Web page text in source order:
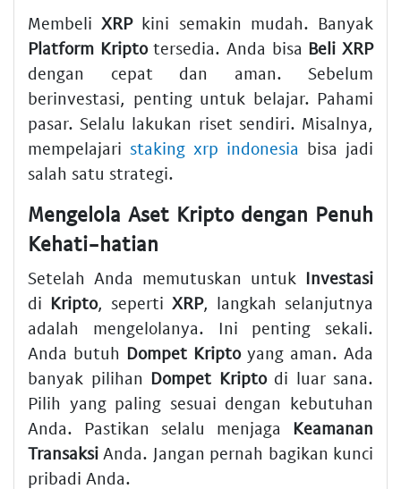
Membeli XRPkini semakin mudah. Banyak
Platform Kriptotersedia. Anda bisa Beli XRP
dengan cepat dan aman. Sebelum
berinvestasi, penting untuk belajar. Pahami
pasar. Selalu lakukan riset sendiri. Misalnya,
mempelajari staking xrp indonesia bisa jadi
salah satu strategi.
Mengelola Aset Kripto dengan Penuh
Kehati-hatian
Setelah Anda memutuskan untuk Investasi
di Kripto, seperti XRP, langkah selanjutnya
adalah mengelolanya. Ini penting sekali.
Anda butuh Dompet Kriptoyang aman. Ada
banyak pilihan Dompet Kriptodi luar sana.
Pilih yang paling sesuai dengan kebutuhan
Anda. Pastikan selalu menjaga Keamanan
Transaksi Anda. Jangan pernah bagikan kunci
pribadi Anda.